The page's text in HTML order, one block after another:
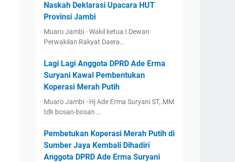
Naskah Deklarasi Upacara HUT
Provinsi Jambi
Muaro Jambi - Wakil ketua I Dewan
Perwakilan Rakyat Daera…
Lagi Lagi Anggota DPRD Ade Erma
Suryani Kawal Pembentukan
Koperasi Merah Putih
Muaro Jambi - Hj Ade Erma Suryani ST,.MM
tdk bosan-bosan …
Pembetukan Koperasi Merah Putih di
Sumber Jaya Kembali Dihadiri
Anggota DPRD Ade Erma Suryani